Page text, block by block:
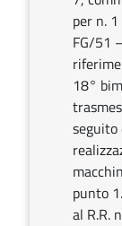
per n.
FG/51
18°
seguito
punto
al R.R.